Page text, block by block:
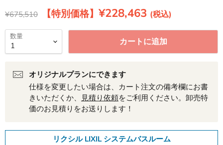
元の価格
¥675,510 現在の価格
¥228,463
数量 カートに追加
オリジナルプランにできます
仕様を変更したい場合は、カート注文の備考欄にお書
きいただくか、 見積り依頼をご利用ください。卸売特
価のお見積りをお送りします！
リクシル LIXIL システムバスルーム